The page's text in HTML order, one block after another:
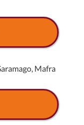
Mafra